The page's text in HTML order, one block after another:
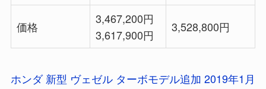
価格
3,467,200円
3,617,900円
3,528,800円
ホンダ 新型 ヴェゼル ターボモデル追加 2019年1月